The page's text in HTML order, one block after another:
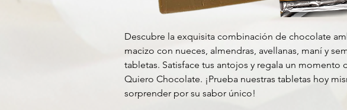
Descubre la exquisita combinación de chocolate
macizo con nueces, almendras, avellanas, maní y
tabletas. Satisface tus antojos y regala un momento
Quiero Chocolate. ¡Prueba nuestras tabletas hoy
sorprender por su sabor único!